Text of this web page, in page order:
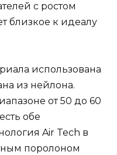
с ростом
близкое к идеалу
использована
из нейлона.
от 50 до 60
обе
Air Tech в
поролоном